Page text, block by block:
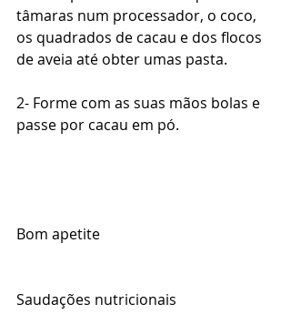
tâmaras num processador, o coco,
os quadrados de cacau e dos flocos
de aveia até obter umas pasta.
2- Forme com as suas mãos bolas e
passe por cacau em pó.
Bom apetite
Saudações nutricionais